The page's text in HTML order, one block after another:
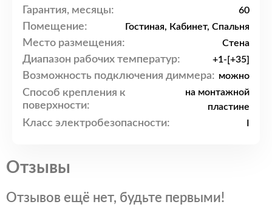
Гарантия, месяцы: 60
Помещение: Гостиная, Кабинет, Спальня
Место размещения: Стена
Диапазон рабочих температур: +1-[+35]
Возможность подключения диммера: можно
Способ крепления к
поверхности:
на монтажной
пластине
Класс электробезопасности:
Отзывы
Отзывов ещё нет, будьте первыми!